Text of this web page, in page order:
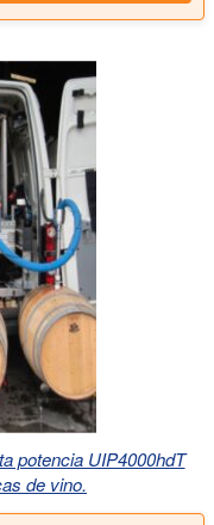
potencia UIP4000hdT
de vino.